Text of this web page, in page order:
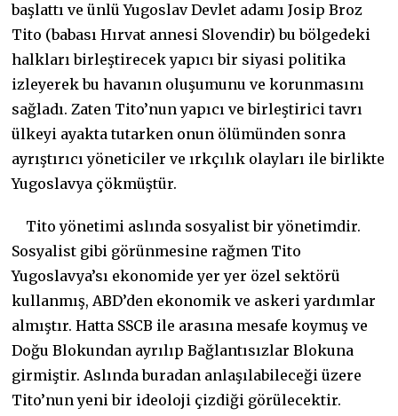
başlattı ve ünlü Yugoslav Devlet adamı Josip Broz
Tito (babası Hırvat annesi Slovendir) bu bölgedeki
halkları birleştirecek yapıcı bir siyasi politika
izleyerek bu havanın oluşumunu ve korunmasını
sağladı. Zaten Tito’nun yapıcı ve birleştirici tavrı
ülkeyi ayakta tutarken onun ölümünden sonra
ayrıştırıcı yöneticiler ve ırkçılık olayları ile birlikte
Yugoslavya çökmüştür.
Tito yönetimi aslında sosyalist bir yönetimdir.
Sosyalist gibi görünmesine rağmen Tito
Yugoslavya’sı ekonomide yer yer özel sektörü
kullanmış, ABD’den ekonomik ve askeri yardımlar
almıştır. Hatta SSCB ile arasına mesafe koymuş ve
Doğu Blokundan ayrılıp Bağlantısızlar Blokuna
girmiştir. Aslında buradan anlaşılabileceği üzere
Tito’nun yeni bir ideoloji çizdiği görülecektir.